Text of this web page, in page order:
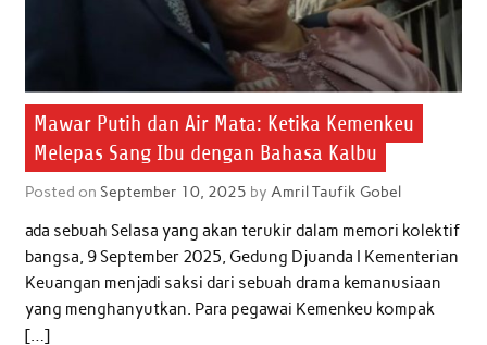
Mawar Putih dan Air Mata: Ketika Kemenkeu
Melepas Sang Ibu dengan Bahasa Kalbu
Posted on September 10, 2025 by Amril Taufik Gobel
ada sebuah Selasa yang akan terukir dalam memori kolektif
bangsa, 9 September 2025, Gedung Djuanda I Kementerian
Keuangan menjadi saksi dari sebuah drama kemanusiaan
yang menghanyutkan. Para pegawai Kemenkeu kompak
[…]